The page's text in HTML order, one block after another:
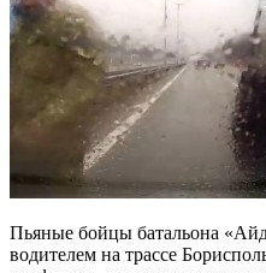
Пьяные бойцы батальона
водителем на трассе